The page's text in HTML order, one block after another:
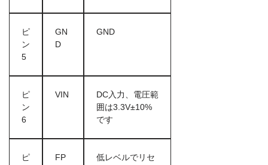
ピ
ン
5
GN
D
GND
ピ
ン
6
VIN
DC入力、電圧範
囲は3.3V±10%
です
ピ
FP
低レベルでリセ